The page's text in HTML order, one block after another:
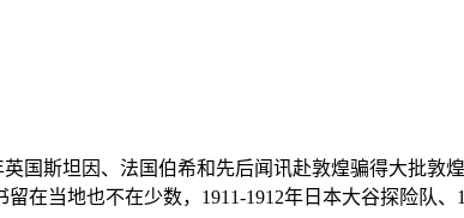
英国斯坦因、法国伯希和先后闻讯赴敦煌骗得大批敦
在当地也不在少数，1911-1912年日本大谷探险队、